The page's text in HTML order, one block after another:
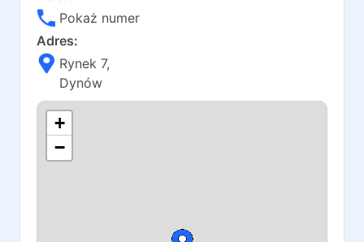
Pokaż numer
Adres:
Rynek 7,
Dynów
+
−